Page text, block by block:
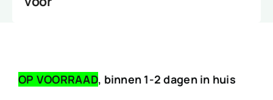
OP VOORRAAD, binnen 1-2 dagen in huis